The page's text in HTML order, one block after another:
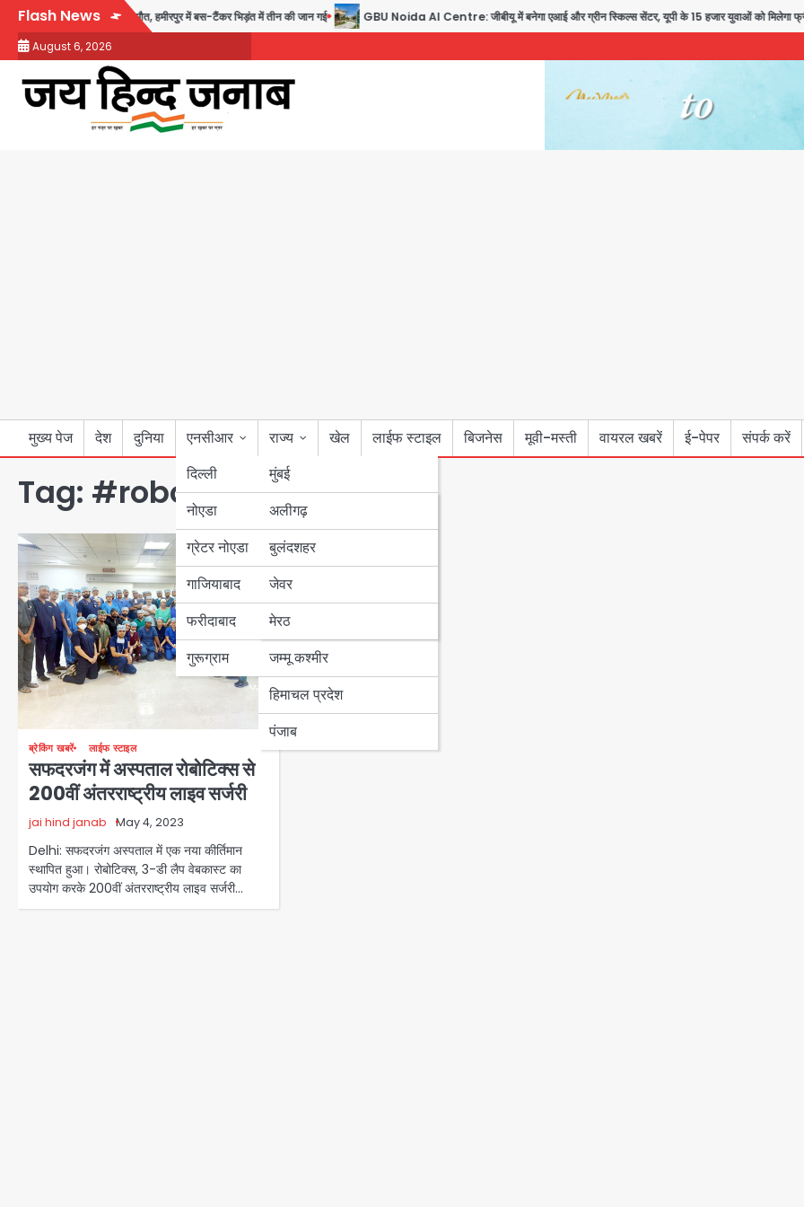
Skip
content
Flash News
बेटे अबान की मौत, हमीरपुर में बस-टैंकर भिड़ंत में तीन की जान गई GBU Noida AI Centre: जीबीयू में बनेगा एआई और ग्रीन स्किल्स सेंटर, यूपी के 15 हजार युवाओं को मिलेगा फ्री
August 6, 2026
मुख्य पेज देश दुनिया
एनसीआर
दिल्ली
नोएडा
ग्रेटर नोएडा
गाजियाबाद
फरीदाबाद
गुरूग्राम
राज्य
मुंबई
उत्तर प्रदेश
अलीगढ़
बुलंदशहर
जेवर
मेरठ
बिहार
पंजाब
हरियाणा
जम्मू कश्मीर
हिमाचल प्रदेश
पंजाब
खेल लाईफ स्टाइल बिजनेस मूवी-मस्ती वायरल खबरें ई-पेपर संपर्क करें
Tag: #robotic surgery
ब्रेकिंग खबरें लाईफ स्टाइल
सफदरजंग में अस्पताल रोबोटिक्स से
200वीं अंतरराष्ट्रीय लाइव सर्जरी
jai hind janab May 4, 2023
Delhi: सफदरजंग अस्पताल में एक नया कीर्तिमान
स्थापित हुआ। रोबोटिक्स, 3-डी लैप वेबकास्ट का
उपयोग करके 200वीं अंतरराष्ट्रीय लाइव सर्जरी…